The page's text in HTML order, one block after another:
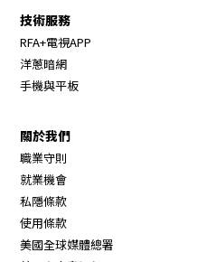
技術服務
RFA+電視APP
洋蔥暗網
手機與平板
關於我們
職業守則
就業機會
私隱條款
使用條款
美國全球媒體總署